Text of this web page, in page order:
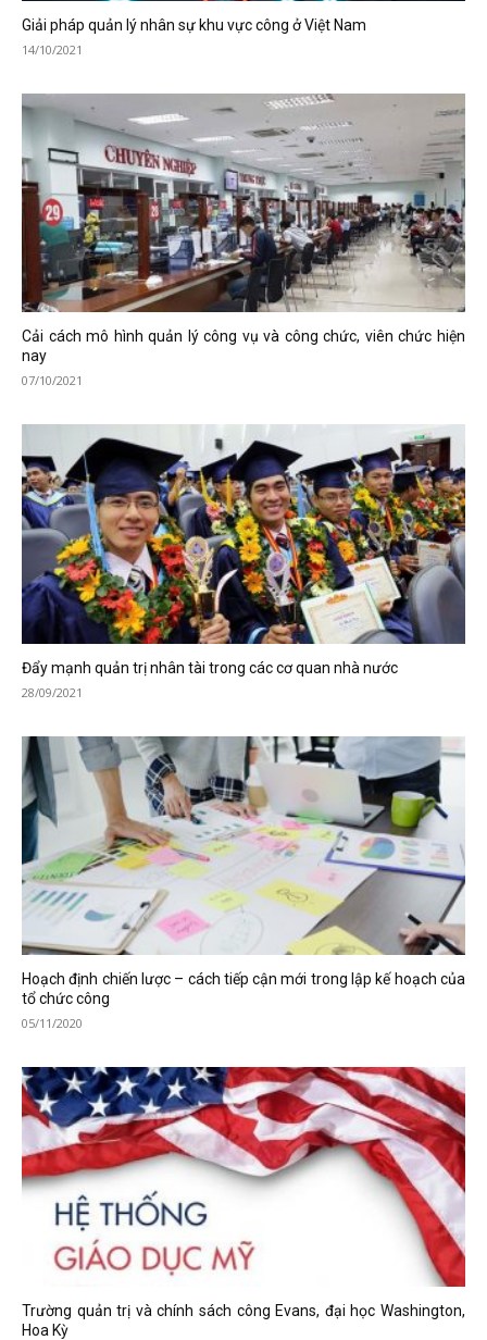
Giải pháp quản lý nhân sự khu vực công ở Việt Nam
14/10/2021
Cải cách mô hình quản lý công vụ và công chức, viên chức hiện
nay
07/10/2021
Đẩy mạnh quản trị nhân tài trong các cơ quan nhà nước
28/09/2021
Hoạch định chiến lược – cách tiếp cận mới trong lập kế hoạch của
tổ chức công
05/11/2020
Trường quản trị và chính sách công Evans, đại học Washington,
Hoa Kỳ